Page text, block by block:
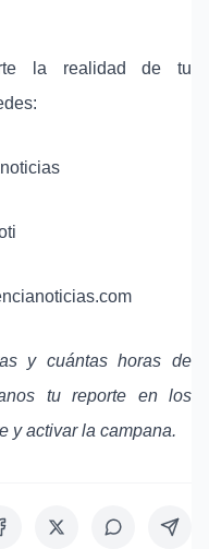
la realidad de tu
y cuántas horas de
tu reporte en los
y activar la campana.